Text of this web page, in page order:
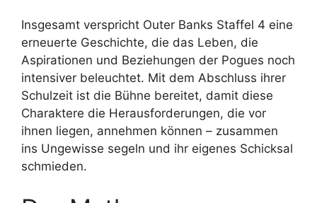
Insgesamt verspricht Outer Banks Staffel 4 eine
erneuerte Geschichte, die das Leben, die
Aspirationen und Beziehungen der Pogues noch
intensiver beleuchtet. Mit dem Abschluss ihrer
Schulzeit ist die Bühne bereitet, damit diese
Charaktere die Herausforderungen, die vor
ihnen liegen, annehmen können – zusammen
ins Ungewisse segeln und ihr eigenes Schicksal
schmieden.